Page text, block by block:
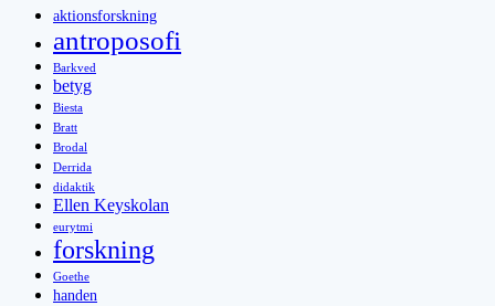
aktionsforskning
antroposofi
Barkved
betyg
Biesta
Bratt
Brodal
Derrida
didaktik
Ellen Keyskolan
eurytmi
forskning
Goethe
handen